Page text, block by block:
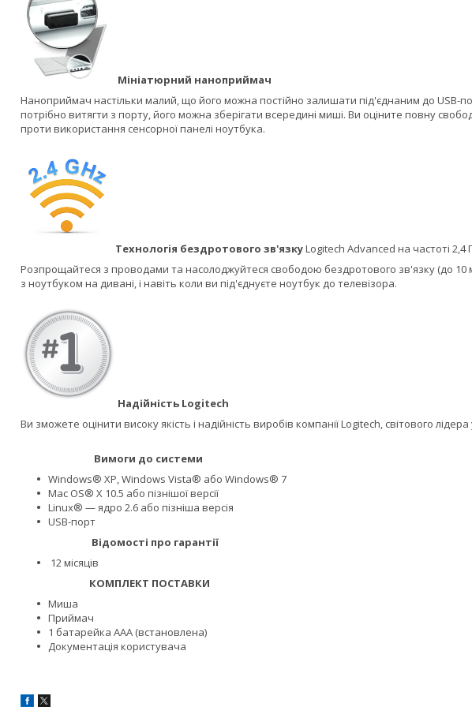
Мініатюрний наноприймач
Наноприймач настільки малий, що його можна постійно залишати під'єднаним до
потрібно витягти з порту, його можна зберігати всередині миші. Ви оціните повну
проти використання сенсорної панелі ноутбука.
Технологія бездротового зв'язкуLogitech Advanced на частоті 2,4
Розпрощайтеся з проводами та насолоджуйтеся свободою бездротового зв'язку (до
з ноутбуком на дивані, і навіть коли ви під'єднуєте ноутбук до телевізора.
Надійність Logitech
Ви зможете оцінити високу якість і надійність виробів компанії Logitech, світового
Вимоги до системи
Windows® XP, Windows Vista® або Windows® 7
Mac OS® X 10.5 або пізнішої версії
Linux® — ядро 2.6 або пізніша версія
USB-порт
Відомості про гарантії
12 місяців
КОМПЛЕКТ ПОСТАВКИ
Миша
Приймач
1 батарейка АAA (встановлена)
Документація користувача